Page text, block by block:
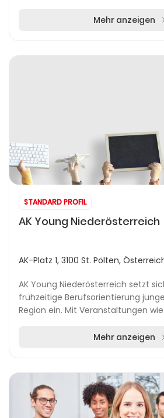
Mehr anzeigen
STANDARD PROFIL
AK Young Niederösterreich
AK-Platz 1, 3100 St. Pölten,
AK Young Niederösterreich setzt
frühzeitige Berufsorientierung
Region ein. Mit Veranstaltungen
Mehr anzeigen